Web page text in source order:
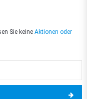
Sie keine Aktionen oder